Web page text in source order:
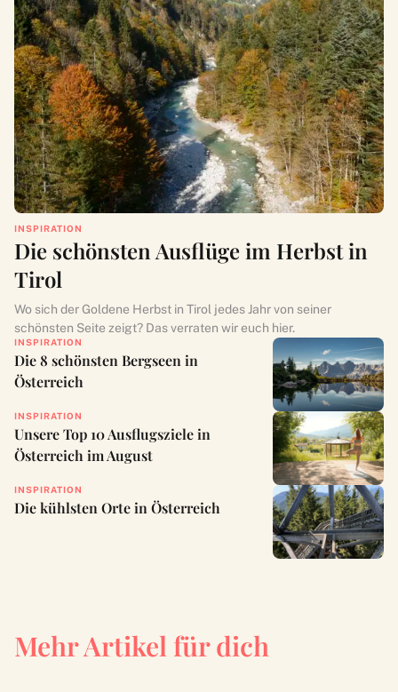
INSPIRATION
Die schönsten Ausflüge im Herbst in
Tirol
Wo sich der Goldene Herbst in Tirol jedes Jahr von seiner
schönsten Seite zeigt? Das verraten wir euch hier.
INSPIRATION
Die 8 schönsten Bergseen in
Österreich
INSPIRATION
Unsere Top 10 Ausflugsziele in
Österreich im August
INSPIRATION
Die kühlsten Orte in Österreich
Mehr Artikel für dich